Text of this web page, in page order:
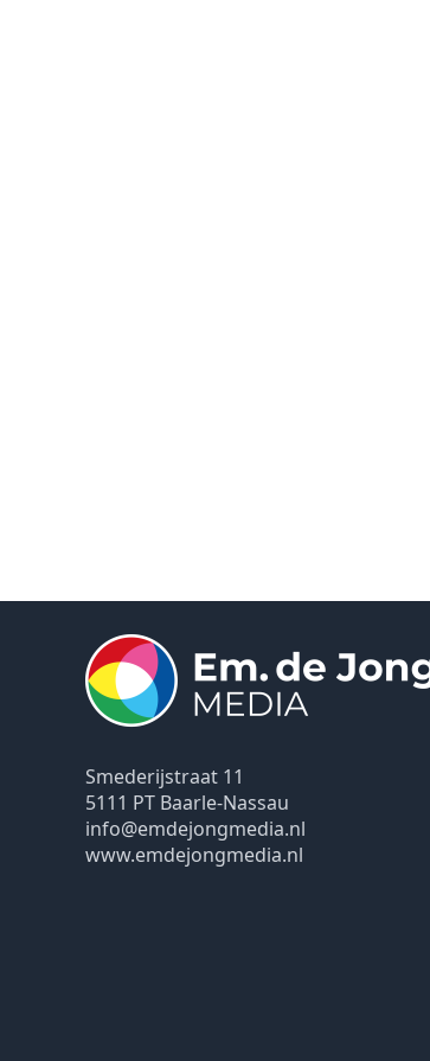
Smederijstraat 11
5111 PT Baarle-Nassau
info@emdejongmedia.nl
www.emdejongmedia.nl